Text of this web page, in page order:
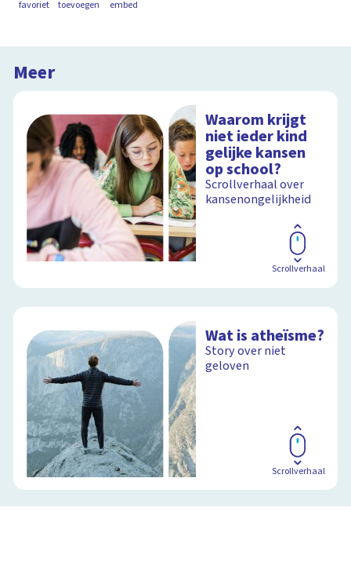
favoriet toevoegen embed
Meer
Waarom krijgt
niet ieder kind
gelijke kansen
op school?
Scrollverhaal over
kansenongelijkheid
Scrollverhaal
Wat is atheïsme?
Story over niet
geloven
Scrollverhaal